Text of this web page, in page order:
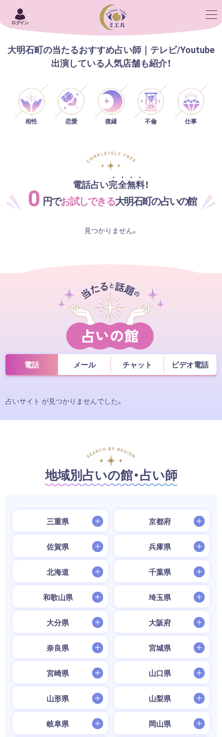
ログイン
大明石町の当たるおすすめ占い師｜テレビ/Youtube
出演している人気店舗も紹介！
相性 恋愛 復縁 不倫 仕事
電話占い完全無料！
0 円でお試しできる大明石町の占いの館
見つかりません。
電話 メール チャット ビデオ電話
占いサイト が見つかりませんでした。
地域別占いの館・占い師
三重県 京都府
佐賀県 兵庫県
北海道 千葉県
和歌山県 埼玉県
大分県 大阪府
奈良県 宮城県
宮崎県 山口県
山形県 山梨県
岐阜県 岡山県